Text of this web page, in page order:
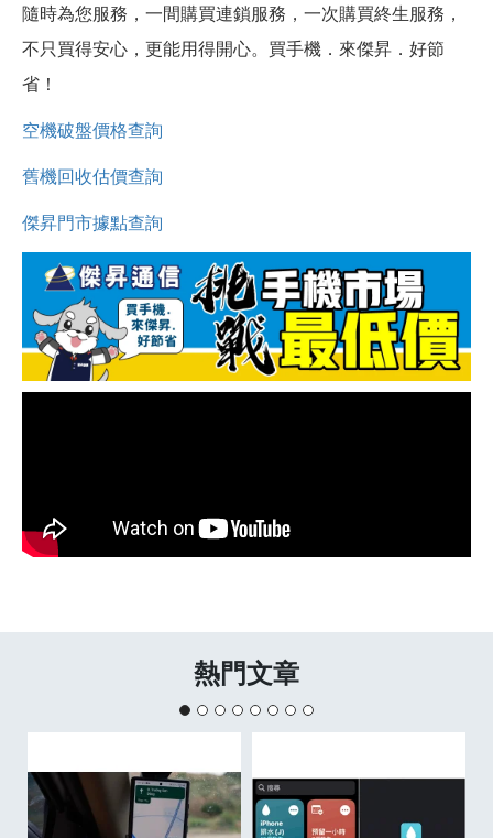
隨時為您服務，一間購買連鎖服務，一次購買終生服務，
不只買得安心，更能用得開心。買手機．來傑昇．好節
省！
空機破盤價格查詢
舊機回收估價查詢
傑昇門市據點查詢
熱門文章